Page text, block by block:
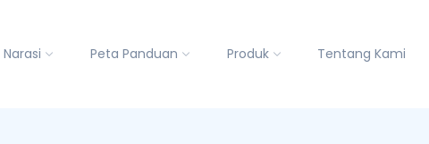
Narasi Peta Panduan Produk Tentang Kami